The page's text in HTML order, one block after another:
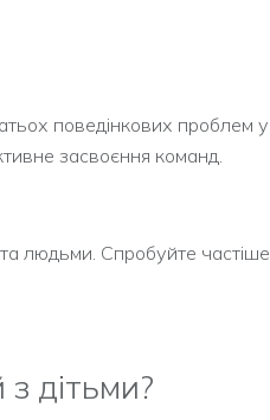
поведінкових проблем у
засвоєння команд.
людьми. Спробуйте частіше
дітьми?